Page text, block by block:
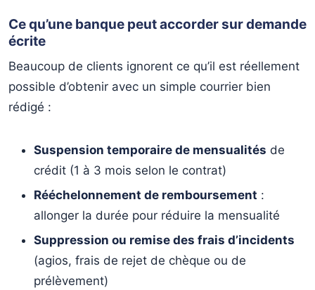
Ce qu’une banque peut accorder sur demande
écrite
Beaucoup de clients ignorent ce qu’il est réellement
possible d’obtenir avec un simple courrier bien
rédigé :
Suspension temporaire de mensualités de
crédit (1 à 3 mois selon le contrat)
Rééchelonnement de remboursement :
allonger la durée pour réduire la mensualité
Suppression ou remise des frais d’incidents
(agios, frais de rejet de chèque ou de
prélèvement)